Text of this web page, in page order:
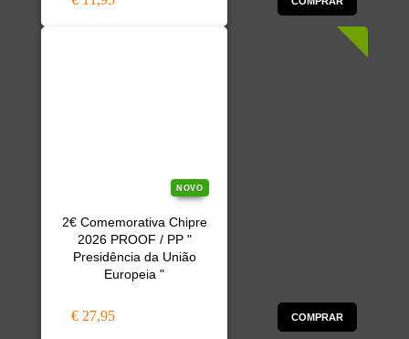
NOVO
2€ Comemorativa Chipre
2026 PROOF / PP "
Presidência da União
Europeia "
€ 27,95 COMPRAR